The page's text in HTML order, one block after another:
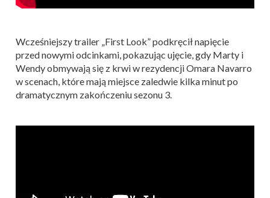
Wcześniejszy trailer „First Look” podkręcił napięcie
przed nowymi odcinkami, pokazując ujęcie, gdy Marty i
Wendy obmywają się z krwi w rezydencji Omara Navarro
w scenach, które mają miejsce zaledwie kilka minut po
dramatycznym zakończeniu sezonu 3.